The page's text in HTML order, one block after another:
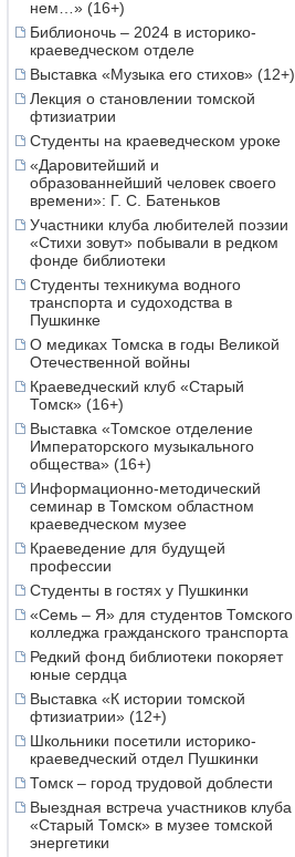
нем…» (16+)
Библионочь – 2024 в историко-
краеведческом отделе
Выставка «Музыка его стихов» (12+)
Лекция о становлении томской
фтизиатрии
Студенты на краеведческом уроке
«Даровитейший и
образованнейший человек своего
времени»: Г. С. Батеньков
Участники клуба любителей поэзии
«Стихи зовут» побывали в редком
фонде библиотеки
Студенты техникума водного
транспорта и судоходства в
Пушкинке
О медиках Томска в годы Великой
Отечественной войны
Краеведческий клуб «Старый
Томск» (16+)
Выставка «Томское отделение
Императорского музыкального
общества» (16+)
Информационно-методический
семинар в Томском областном
краеведческом музее
Краеведение для будущей
профессии
Студенты в гостях у Пушкинки
«Семь – Я» для студентов Томского
колледжа гражданского транспорта
Редкий фонд библиотеки покоряет
юные сердца
Выставка «К истории томской
фтизиатрии» (12+)
Школьники посетили историко-
краеведческий отдел Пушкинки
Томск – город трудовой доблести
Выездная встреча участников клуба
«Старый Томск» в музее томской
энергетики